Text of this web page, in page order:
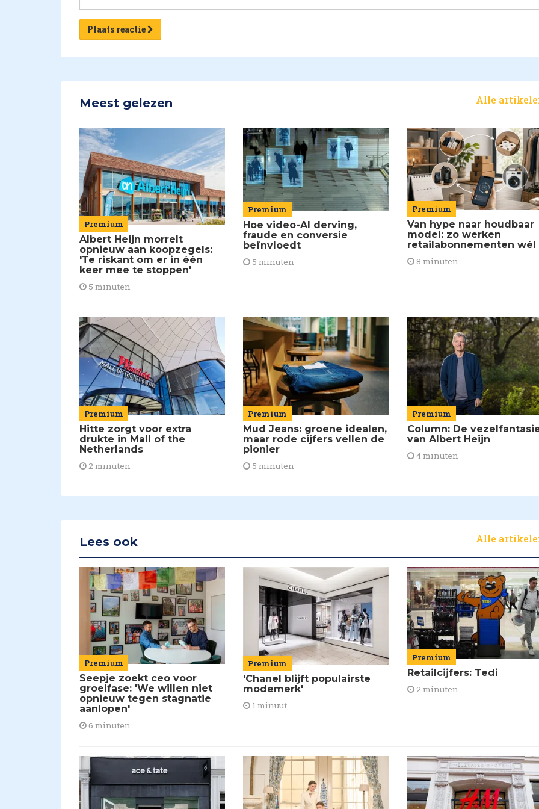
Plaats reactie
Meest gelezen Alle
Premium
Albert Heijn morrelt
opnieuw aan koopzegels:
'Te riskant om er in één
keer mee te stoppen'
5 minuten
Premium
Hoe video-AI derving,
fraude en conversie
beïnvloedt
5 minuten
Premium
Van hype naar houdbaar
model: zo werken
retailabonnementen wél
8 minuten
Premium
Hitte zorgt voor extra
drukte in Mall of the
Netherlands
2 minuten
Premium
Mud Jeans: groene idealen,
maar rode cijfers vellen de
pionier
5 minuten
Premium
Column: De
van Albert Heijn
4 minuten
Lees ook Alle
Premium
Seepje zoekt ceo voor
groeifase: 'We willen niet
opnieuw tegen stagnatie
aanlopen'
6 minuten
Premium
'Chanel blijft populairste
modemerk'
1 minuut
Premium
Retailcijfers: Tedi
2 minuten